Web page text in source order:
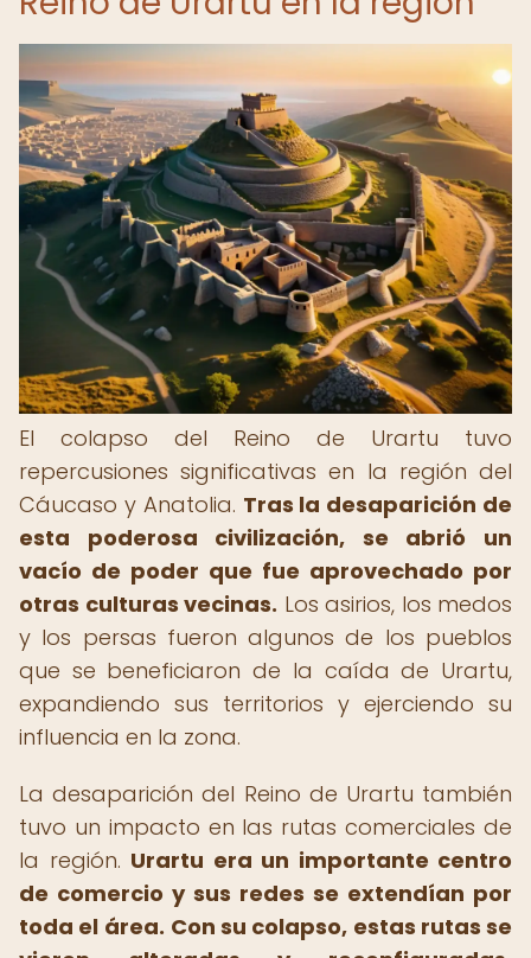
El colapso del Reino de Urartu tuvo
repercusiones significativas en la región del
Cáucaso y Anatolia. Tras la desaparición de
esta poderosa civilización, se abrió un
vacío de poder que fue aprovechado por
otras culturas vecinas. Los asirios, los medos
y los persas fueron algunos de los pueblos
que se beneficiaron de la caída de Urartu,
expandiendo sus territorios y ejerciendo su
influencia en la zona.
La desaparición del Reino de Urartu también
tuvo un impacto en las rutas comerciales de
la región. Urartu era un importante centro
de comercio y sus redes se extendían por
toda el área. Con su colapso, estas rutas se